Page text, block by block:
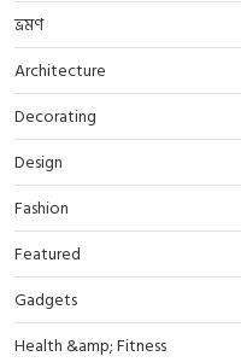
ভ্রমণ
Architecture
Decorating
Design
Fashion
Featured
Gadgets
Health &amp; Fitness